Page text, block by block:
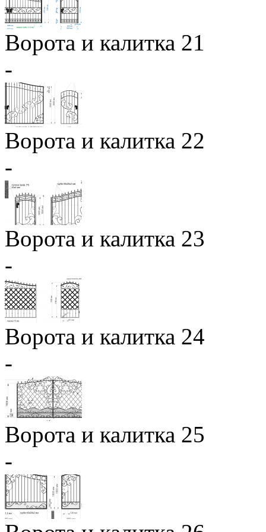
Ворота и калитка 21
-
Ворота и калитка 22
-
Ворота и калитка 23
-
Ворота и калитка 24
-
Ворота и калитка 25
-